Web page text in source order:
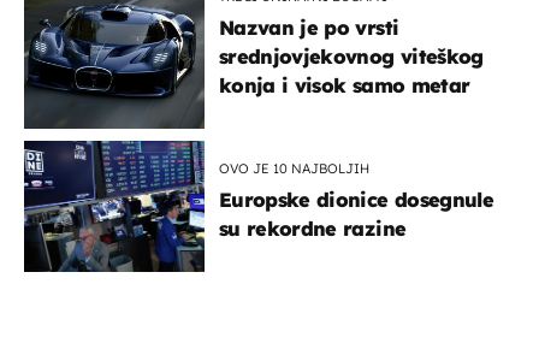
Nazvan je po vrsti
srednjovjekovnog viteškog
konja i visok samo metar
OVO JE 10 NAJBOLJIH
Europske dionice dosegnule
su rekordne razine